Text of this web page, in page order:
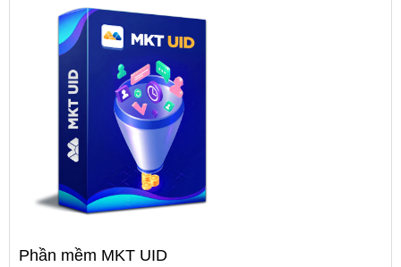
Phần mềm MKT UID